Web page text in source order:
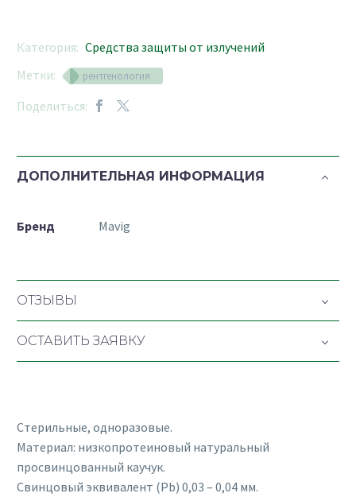
Категория: Средства защиты от излучений
Метки:
рентгенология
Поделиться:
ДОПОЛНИТЕЛЬНАЯ ИНФОРМАЦИЯ
Бренд Mavig
ОТЗЫВЫ
ОСТАВИТЬ ЗАЯВКУ
Стерильные, одноразовые.
Материал: низкопротеиновый натуральный
просвинцованный каучук.
Свинцовый эквивалент (Pb) 0,03 – 0,04 мм.